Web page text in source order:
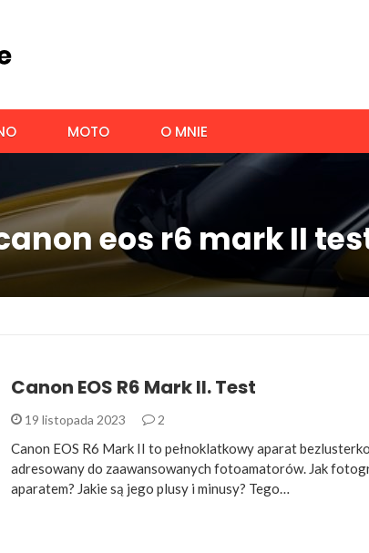
MOTO O MNIE
eos r6 mark II
Canon EOS R6 Mark II. Test
19 listopada 2023 2
Canon EOS R6 Mark II to pełnoklatkowy aparat
adresowany do zaawansowanych fotoamatorów. Jak
aparatem? Jakie są jego plusy i minusy? Tego…